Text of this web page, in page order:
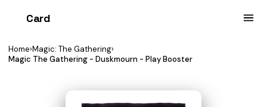
Card
Home›Magic: The Gathering›
Magic The Gathering - Duskmourn - Play Booster